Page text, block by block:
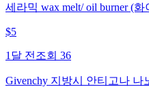
세라믹 wax melt/ oil burner (
$5
1달 전 조회 36
Givenchy 지방시 안티고나 나